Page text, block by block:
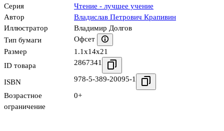
Серия
Чтение - лучшее учение
Автор
Владислав Петрович Крапивин
Иллюстратор
Владимир Долгов
Тип бумаги
Офсет
Размер
1.1x14x21
ID товара
2867341
ISBN 978-5-389-20095-1
Возрастное
ограничение
0+